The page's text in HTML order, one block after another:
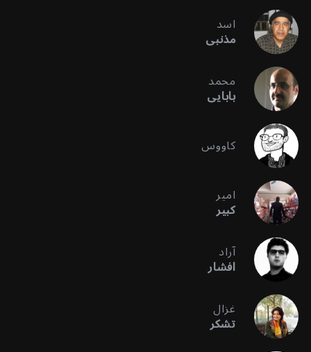
اسد
مذنبی
محمد
بابایی
کاووس
امیر
کبیر
آراد
افشار
غزال
تشکر